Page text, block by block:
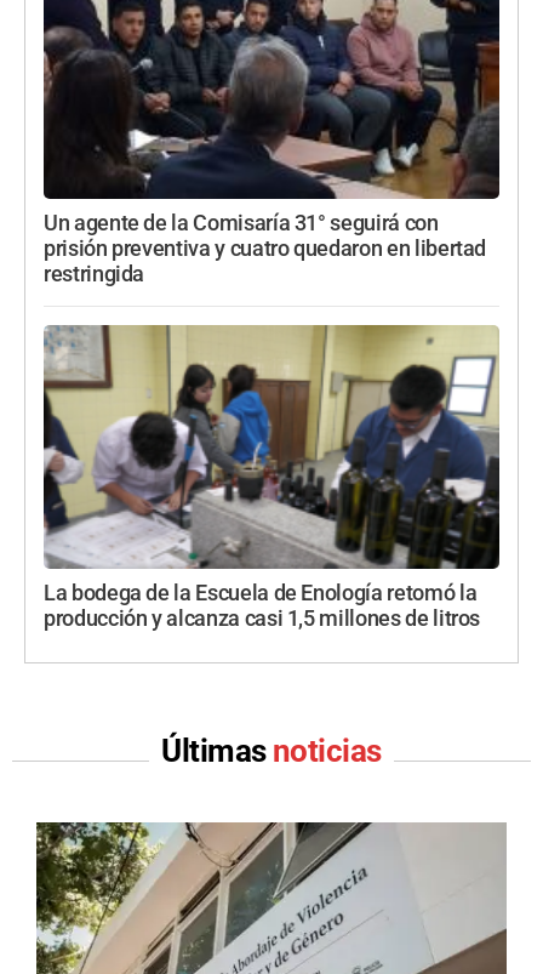
Un agente de la Comisaría 31° seguirá con
prisión preventiva y cuatro quedaron en libertad
restringida
La bodega de la Escuela de Enología retomó la
producción y alcanza casi 1,5 millones de litros
Últimas noticias